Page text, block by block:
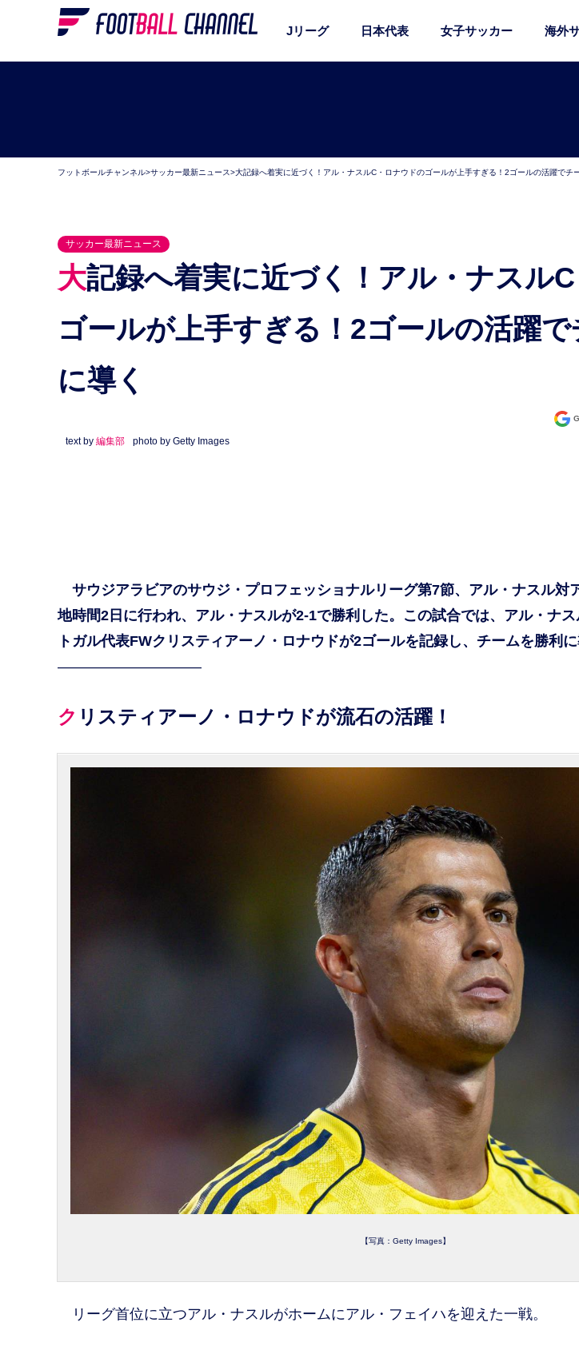
Jリーグ 日本代表 女子サッカー 海外
フットボールチャンネル>サッカー最新ニュース>大記録へ着実に近づく！アル・ナスルC・ロナウドのゴールが上手すぎる！2ゴールの活躍でチ
サッカー最新ニュース
大記録へ着実に近づく！アル・ナスルC・ロナウドの
ゴールが上手すぎる！2ゴールの活躍で
に導く
text by 編集部 photo by Getty Images
サウジアラビアのサウジ・プロフェッショナルリーグ第7節、アル・ナスル対
地時間2日に行われ、アル・ナスルが2-1で勝利した。この試合では、アル・ナ
トガル代表FWクリスティアーノ・ロナウドが2ゴールを記録し、チームを勝利に
——————————
クリスティアーノ・ロナウドが流石の活躍！
【写真：Getty Images】
リーグ首位に立つアル・ナスルがホームにアル・フェイハを迎えた一戦。